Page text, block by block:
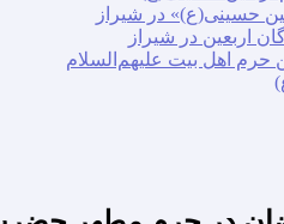
حسینی(ع)» در شیراز
اربعین در شیراز
حرم اهل بیت علیهم‌السلام